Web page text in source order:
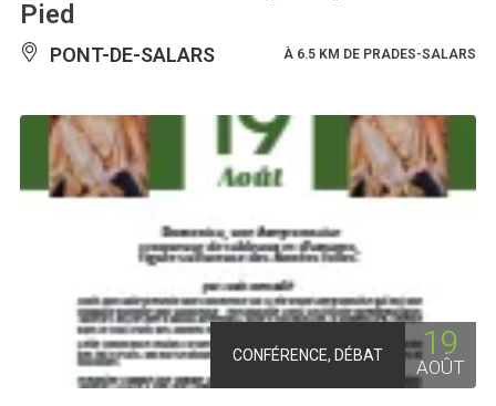
Pied
PONT-DE-SALARS À 6.5 KM DE PRADES-SALARS
CONFÉRENCE, DÉBAT 19
AOÛT